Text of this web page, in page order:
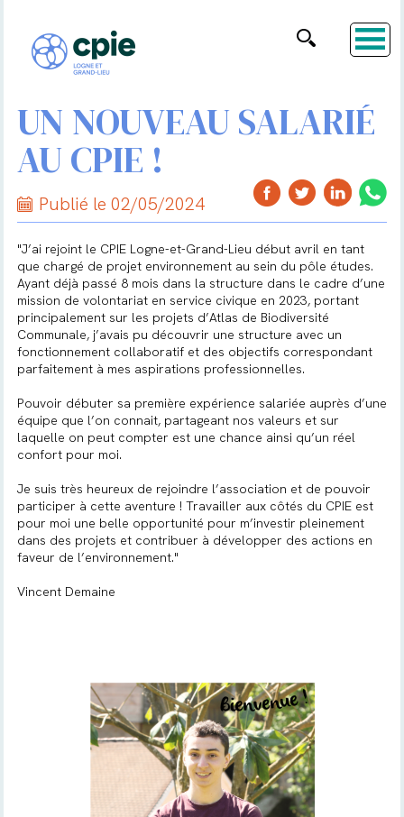
UN NOUVEAU SALARIÉ
AU CPIE !
Publié le 02/05/2024
"J’ai rejoint le CPIE Logne-et-Grand-Lieu début avril en tant
que chargé de projet environnement au sein du pôle études.
Ayant déjà passé 8 mois dans la structure dans le cadre d’une
mission de volontariat en service civique en 2023, portant
principalement sur les projets d’Atlas de Biodiversité
Communale, j’avais pu découvrir une structure avec un
fonctionnement collaboratif et des objectifs correspondant
parfaitement à mes aspirations professionnelles.
Pouvoir débuter sa première expérience salariée auprès d’une
équipe que l’on connait, partageant nos valeurs et sur
laquelle on peut compter est une chance ainsi qu’un réel
confort pour moi.
Je suis très heureux de rejoindre l’association et de pouvoir
participer à cette aventure ! Travailler aux côtés du CPIE est
pour moi une belle opportunité pour m’investir pleinement
dans des projets et contribuer à développer des actions en
faveur de l’environnement."
Vincent Demaine